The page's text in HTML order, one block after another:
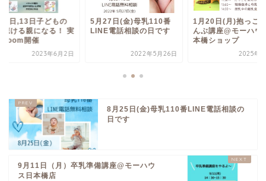
日,13日子どもの
聴ける親になる！ 実
Zoom開催
2023年6月2日
5月27日(金)母乳110番
LINE電話相談の日です
2022年5月26日
1月20日(月)抱っこ
んぶ講座@モーハウ
本橋ショップ
2025年1
8月25日(金)母乳110番LINE電話相談の
日です
9月11日（月）卒乳準備講座@モーハウ
ス日本橋店